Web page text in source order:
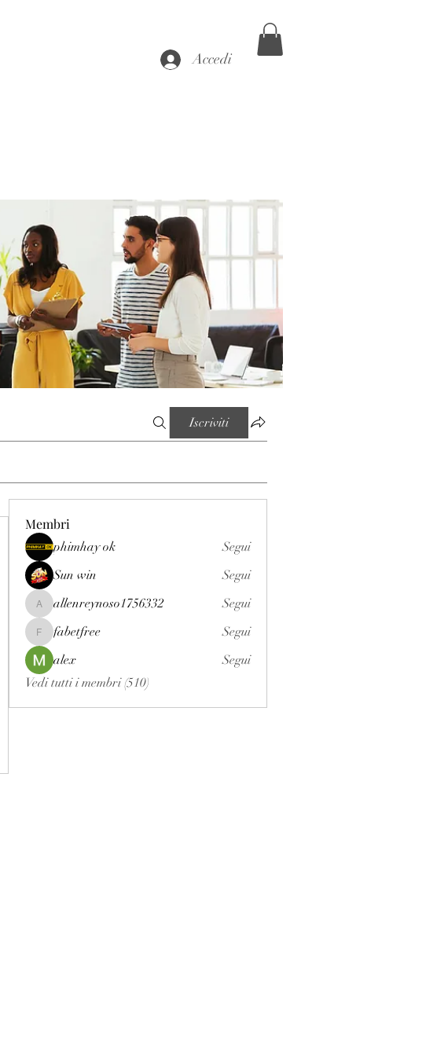
Accedi
Iscriviti
Membri
phimhay ok
Segui
Sun win
Segui
allenreynoso1756332
allenreynoso1756332 Segui
fabetfree
fabetfree
Segui
alex
Segui
Vedi tutti i membri (510)